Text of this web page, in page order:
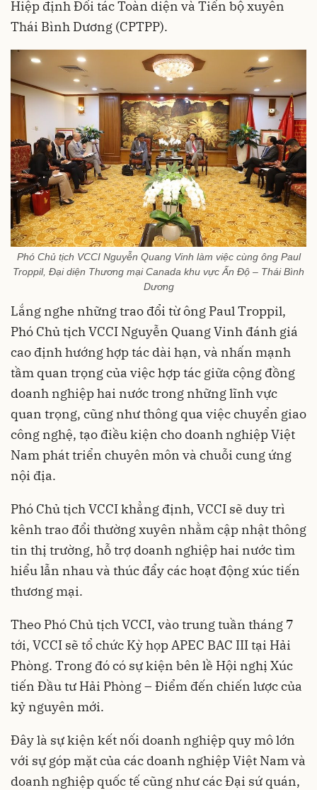
Hiệp định Đối tác Toàn diện và Tiến bộ xuyên
Thái Bình Dương (CPTPP).
Phó Chủ tịch VCCI Nguyễn Quang Vinh làm việc cùng ông Paul
Troppil, Đại diện Thương mại Canada khu vực Ấn Độ – Thái Bình
Dương
Lắng nghe những trao đổi từ ông Paul Troppil,
Phó Chủ tịch VCCI Nguyễn Quang Vinh đánh giá
cao định hướng hợp tác dài hạn, và nhấn mạnh
tầm quan trọng của việc hợp tác giữa cộng đồng
doanh nghiệp hai nước trong những lĩnh vực
quan trọng, cũng như thông qua việc chuyển giao
công nghệ, tạo điều kiện cho doanh nghiệp Việt
Nam phát triển chuyên môn và chuỗi cung ứng
nội địa.
Phó Chủ tịch VCCI khẳng định, VCCI sẽ duy trì
kênh trao đổi thường xuyên nhằm cập nhật thông
tin thị trường, hỗ trợ doanh nghiệp hai nước tìm
hiểu lẫn nhau và thúc đẩy các hoạt động xúc tiến
thương mại.
Theo Phó Chủ tịch VCCI, vào trung tuần tháng 7
tới, VCCI sẽ tổ chức Kỳ họp APEC BAC III tại Hải
Phòng. Trong đó có sự kiện bên lề Hội nghị Xúc
tiến Đầu tư Hải Phòng – Điểm đến chiến lược của
kỷ nguyên mới.
Đây là sự kiện kết nối doanh nghiệp quy mô lớn
với sự góp mặt của các doanh nghiệp Việt Nam và
doanh nghiệp quốc tế cũng như các Đại sứ quán,